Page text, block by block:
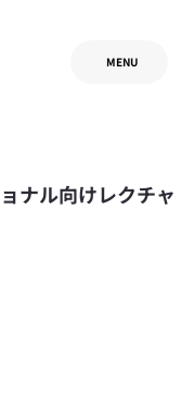
MENU
ナル向けレクチャ